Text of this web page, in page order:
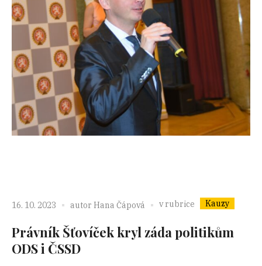
16. 10. 2023 autor Hana Čápová v rubrice Kauzy
Právník Šťovíček kryl záda politikům
ODS i ČSSD